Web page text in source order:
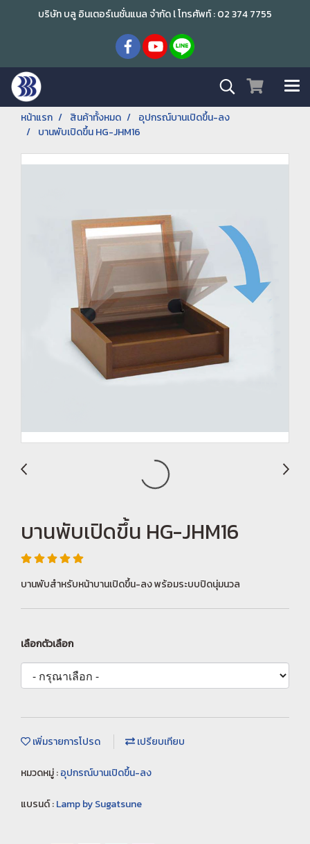
บริษัท บลู อินเตอร์เนชั่นแนล จำกัด l โทรศัพท์ : 02 374 7755
หน้าแรก สินค้าทั้งหมด
อุปกรณ์บานเปิดขึ้น-ลง
บานพับเปิดขึ้น HG-JHM16
บานพับเปิดขึ้น HG-JHM16
บานพับสำหรับหน้าบานเปิดขึ้น-ลง พร้อมระบบปิดนุ่มนวล
เลือกตัวเลือก
เพิ่มรายการโปรด เปรียบเทียบ
หมวดหมู่ :อุปกรณ์บานเปิดขึ้น-ลง
แบรนด์ :Lamp by Sugatsune